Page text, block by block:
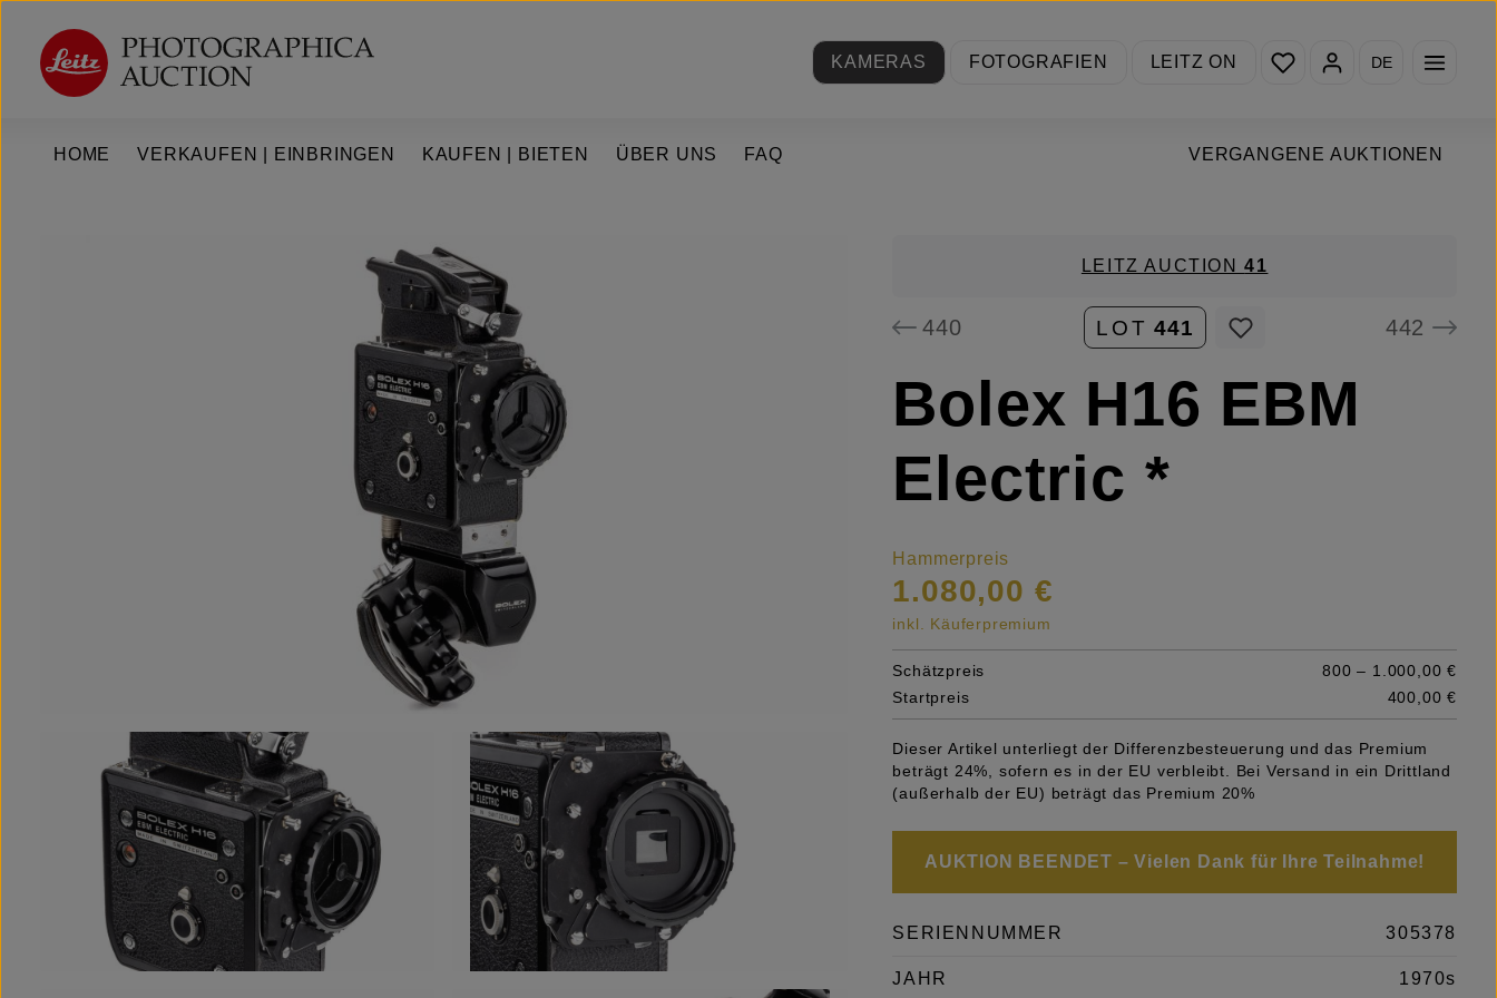
Hauptinhalt springen
Zur Hauptnavigation springen
KAMERAS
FOTOGRAFIEN LEITZ ON
Du hast 0 Produkte auf
DE
HOME VERGANGENE AUKTIONEN
VERKAUFEN | EINBRINGEN KAUFEN | BIETEN ÜBER UNS FAQ
LEITZ AUCTION41
440 LOT 441 442
Bolex H16 EBM
Electric *
Hammerpreis
1.080,00 €
inkl. Käuferpremium
Schätzpreis
800 – 1.000,00 €
Startpreis
400,00 €
Dieser Artikel unterliegt der Differenzbesteuerung und das Premium
beträgt 24%, sofern es in der EU verbleibt. Bei Versand in ein Drittland
(außerhalb der EU) beträgt das Premium 20%
AUKTION BEENDET – Vielen Dank für Ihre Teilnahme!
SERIENNUMMER 305378
JAHR 1970s